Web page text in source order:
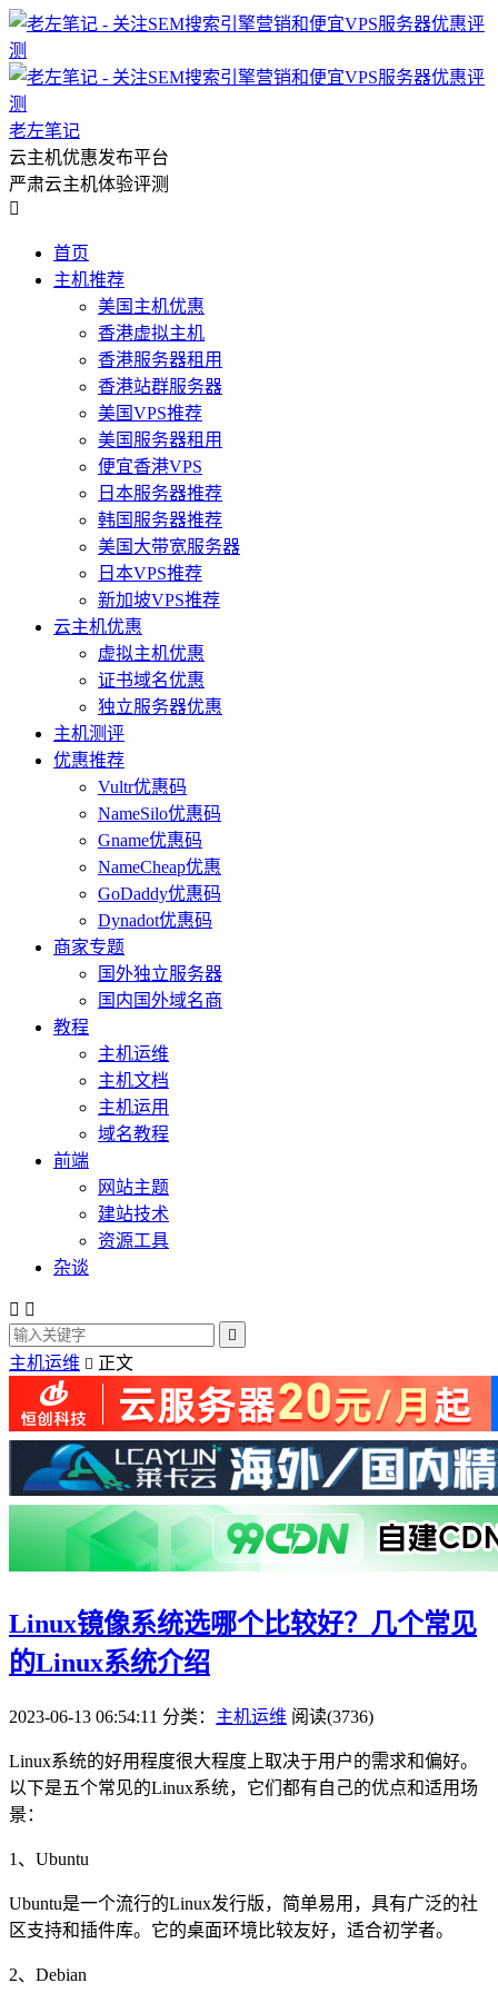
老左笔记
云主机优惠发布平台
严肃云主机体验评测

首页
主机推荐
美国主机优惠
香港虚拟主机
香港服务器租用
香港站群服务器
美国VPS推荐
美国服务器租用
便宜香港VPS
日本服务器推荐
韩国服务器推荐
美国大带宽服务器
日本VPS推荐
新加坡VPS推荐
云主机优惠
虚拟主机优惠
证书域名优惠
独立服务器优惠
主机测评
优惠推荐
Vultr优惠码
NameSilo优惠码
Gname优惠码
NameCheap优惠
GoDaddy优惠码
Dynadot优惠码
商家专题
国外独立服务器
国内国外域名商
教程
主机运维
主机文档
主机运用
域名教程
前端
网站主题
建站技术
资源工具
杂谈
 

主机运维  正文
Linux镜像系统选哪个比较好？几个常见
的Linux系统介绍
2023-06-13 06:54:11 分类： 主机运维 阅读(3736)
Linux系统的好用程度很大程度上取决于用户的需求和偏好。
以下是五个常见的Linux系统，它们都有自己的优点和适用场
景：
1、Ubuntu
Ubuntu是一个流行的Linux发行版，简单易用，具有广泛的社
区支持和插件库。它的桌面环境比较友好，适合初学者。
2、Debian